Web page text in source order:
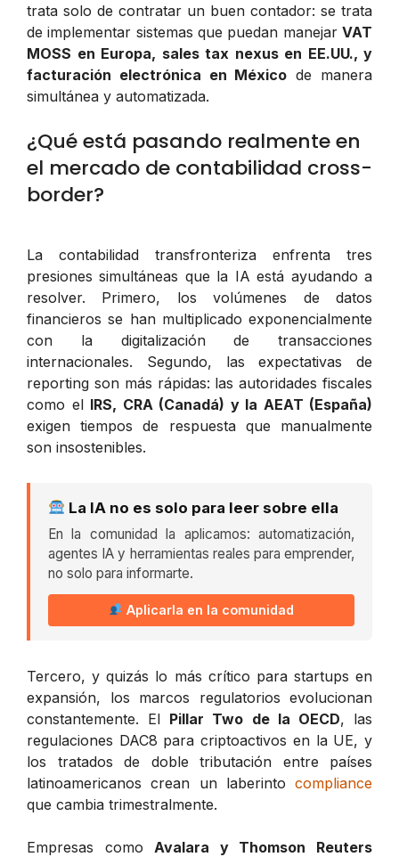
trata solo de contratar un buen contador: se trata
de implementar sistemas que puedan manejar VAT
MOSS en Europa, sales tax nexus en EE.UU., y
facturación electrónica en México de manera
simultánea y automatizada.
¿Qué está pasando realmente en
el mercado de contabilidad cross-
border?
La contabilidad transfronteriza enfrenta tres
presiones simultáneas que la IA está ayudando a
resolver. Primero, los volúmenes de datos
financieros se han multiplicado exponencialmente
con la digitalización de transacciones
internacionales. Segundo, las expectativas de
reporting son más rápidas: las autoridades fiscales
como el IRS, CRA (Canadá) y la AEAT (España)
exigen tiempos de respuesta que manualmente
son insostenibles.
La IA no es solo para leer sobre ella
En la comunidad la aplicamos: automatización,
agentes IA y herramientas reales para emprender,
no solo para informarte.
Aplicarla en la comunidad
Tercero, y quizás lo más crítico para startups en
expansión, los marcos regulatorios evolucionan
constantemente. El Pillar Two de la OECD, las
regulaciones DAC8 para criptoactivos en la UE, y
los tratados de doble tributación entre países
latinoamericanos crean un laberinto compliance
que cambia trimestralmente.
Empresas como Avalara y Thomson Reuters